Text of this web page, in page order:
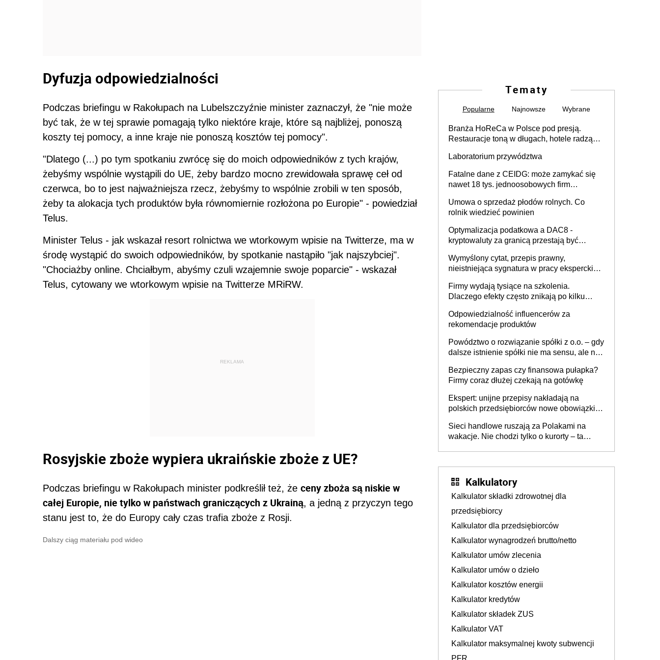
Dyfuzja odpowiedzialności
Podczas briefingu w Rakołupach na Lubelszczyźnie minister zaznaczył, że "nie może
być tak, że w tej sprawie pomagają tylko niektóre kraje, które są najbliżej, ponoszą
koszty tej pomocy, a inne kraje nie ponoszą kosztów tej pomocy".
"Dlatego (...) po tym spotkaniu zwrócę się do moich odpowiedników z tych krajów,
żebyśmy wspólnie wystąpili do UE, żeby bardzo mocno zrewidowała sprawę ceł od
czerwca, bo to jest najważniejsza rzecz, żebyśmy to wspólnie zrobili w ten sposób,
żeby ta alokacja tych produktów była równomiernie rozłożona po Europie" - powiedział
Telus.
Minister Telus - jak wskazał resort rolnictwa we wtorkowym wpisie na Twitterze, ma w
środę wystąpić do swoich odpowiedników, by spotkanie nastąpiło "jak najszybciej".
"Chociażby online. Chciałbym, abyśmy czuli wzajemnie swoje poparcie" - wskazał
Telus, cytowany we wtorkowym wpisie na Twitterze MRiRW.
REKLAMA
Rosyjskie zboże wypiera ukraińskie zboże z UE?
Podczas briefingu w Rakołupach minister podkreślił też, że ceny zboża są niskie w
całej Europie, nie tylko w państwach graniczących z Ukrainą, a jedną z przyczyn tego
stanu jest to, że do Europy cały czas trafia zboże z Rosji.
Dalszy ciąg materiału pod wideo
Tematy
Popularne Najnowsze Wybrane
Branża HoReCa w Polsce pod presją.
Restauracje toną w długach, hotele radzą
Laboratorium przywództwa
Fatalne dane z CEIDG: może zamykać się
nawet 18 tys. jednoosobowych firm
Umowa o sprzedaż płodów rolnych. Co
rolnik wiedzieć powinien
Optymalizacja podatkowa a DAC8 -
kryptowaluty za granicą przestają być
Wymyślony cytat, przepis prawny,
nieistniejąca sygnatura w pracy eksperckiej -
firmie
Firmy wydają tysiące na szkolenia.
Dlaczego efekty często znikają po kilku
Odpowiedzialność influencerów za
rekomendacje produktów
Powództwo o rozwiązanie spółki z o.o. – gdy
dalsze istnienie spółki nie ma sensu, ale nie
Bezpieczny zapas czy finansowa pułapka?
Firmy coraz dłużej czekają na gotówkę
Ekspert: unijne przepisy nakładają na
polskich przedsiębiorców nowe obowiązki w
Sieci handlowe ruszają za Polakami na
wakacje. Nie chodzi tylko o kurorty – ta
Kalkulatory
Kalkulator składki zdrowotnej dla
przedsiębiorcy
Kalkulator dla przedsiębiorców
Kalkulator wynagrodzeń brutto/netto
Kalkulator umów zlecenia
Kalkulator umów o dzieło
Kalkulator kosztów energii
Kalkulator kredytów
Kalkulator składek ZUS
Kalkulator VAT
Kalkulator maksymalnej kwoty subwencji
PFR